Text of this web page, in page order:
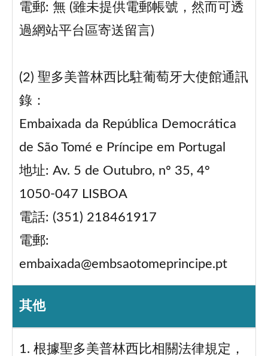
電郵: 無 (雖未提供電郵帳號，然而可透
過網站平台區寄送留言)
(2) 聖多美普林西比駐葡萄牙大使館通訊
錄：
Embaixada da República Democrática
de São Tomé e Príncipe em Portugal
地址: Av. 5 de Outubro, nº 35, 4º
1050-047 LISBOA
電話: (351) 218461917
電郵:
embaixada@embsaotomeprincipe.pt
其他
1. 根據聖多美普林西比相關法律規定，